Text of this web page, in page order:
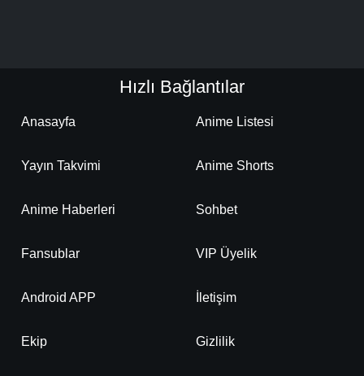
Hızlı Bağlantılar
Anasayfa Anime Listesi
Yayın Takvimi Anime Shorts
Anime Haberleri Sohbet
Fansublar VIP Üyelik
Android APP İletişim
Ekip Gizlilik